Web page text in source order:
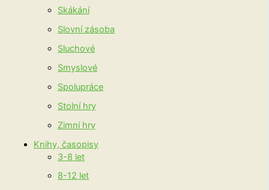
Skákání
Slovní zásoba
Sluchové
Smyslové
Spolupráce
Stolní hry
Zimní hry
Knihy, časopisy
3-8 let
8-12 let